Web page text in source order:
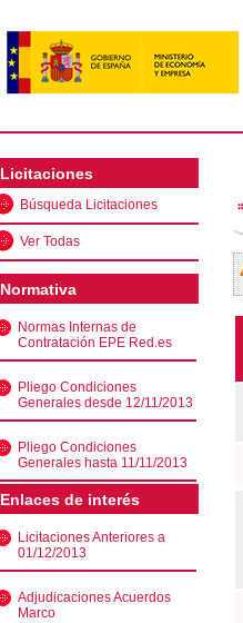
Licitaciones
Búsqueda Licitaciones
Ver Todas
Normativa
Normas Internas de
Contratación EPE Red.es
Pliego Condiciones
Generales desde 12/11/2013
Pliego Condiciones
Generales hasta 11/11/2013
Enlaces de interés
Licitaciones Anteriores a
01/12/2013
Adjudicaciones Acuerdos
Marco